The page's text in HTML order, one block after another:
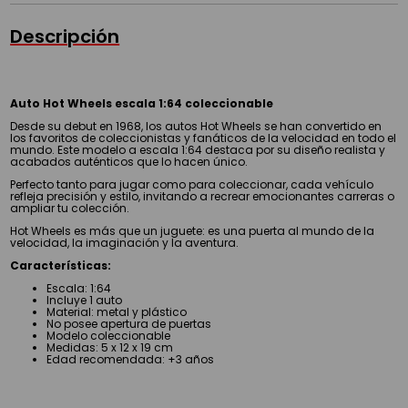
Descripción
Auto Hot Wheels escala 1:64 coleccionable
Desde su debut en 1968, los autos Hot Wheels se han convertido en
los favoritos de coleccionistas y fanáticos de la velocidad en todo el
mundo. Este modelo a escala 1:64 destaca por su diseño realista y
acabados auténticos que lo hacen único.
Perfecto tanto para jugar como para coleccionar, cada vehículo
refleja precisión y estilo, invitando a recrear emocionantes carreras o
ampliar tu colección.
Hot Wheels es más que un juguete: es una puerta al mundo de la
velocidad, la imaginación y la aventura.
Características:
Escala: 1:64
Incluye 1 auto
Material: metal y plástico
No posee apertura de puertas
Modelo coleccionable
Medidas: 5 x 12 x 19 cm
Edad recomendada: +3 años